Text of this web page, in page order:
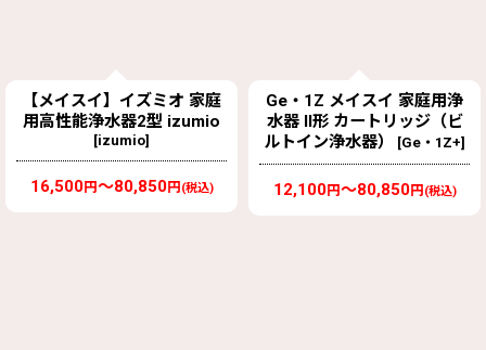
【メイスイ】イズミオ 家庭
用高性能浄水器2型 izumio
[izumio]
16,500円～80,850円 (税込)
Ge・1Z メイスイ 家庭用浄
水器 II形 カートリッジ（ビ
ルトイン浄水器）
[Ge・1Z+]
12,100円～80,850円 (税込)